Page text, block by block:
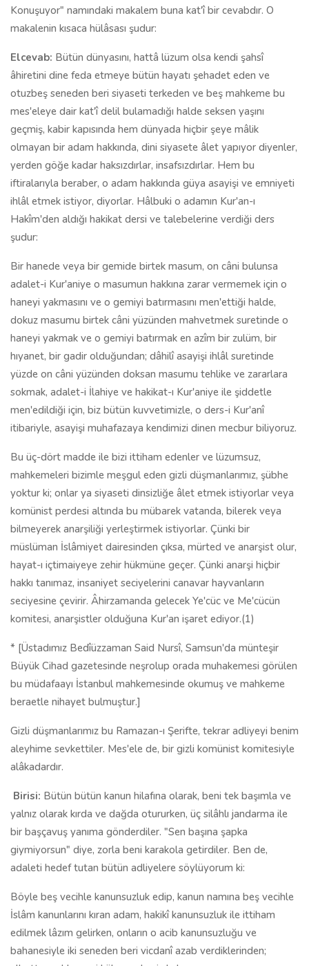
Konuşuyor" namındaki makalem buna kat'î bir cevabdır. O
makalenin kısaca hülâsası şudur:
Elcevab: Bütün dünyasını, hattâ lüzum olsa kendi şahsî
âhiretini dine feda etmeye bütün hayatı şehadet eden ve
otuzbeş seneden beri siyaseti terkeden ve beş mahkeme bu
mes'eleye dair kat'î delil bulamadığı halde seksen yaşını
geçmiş, kabir kapısında hem dünyada hiçbir şeye mâlik
olmayan bir adam hakkında, dini siyasete âlet yapıyor diyenler,
yerden göğe kadar haksızdırlar, insafsızdırlar. Hem bu
iftiralarıyla beraber, o adam hakkında güya asayişi ve emniyeti
ihlâl etmek istiyor, diyorlar. Hâlbuki o adamın Kur'an-ı
Hakîm'den aldığı hakikat dersi ve talebelerine verdiği ders
şudur:
Bir hanede veya bir gemide birtek masum, on câni bulunsa
adalet-i Kur'aniye o masumun hakkına zarar vermemek için o
haneyi yakmasını ve o gemiyi batırmasını men'ettiği halde,
dokuz masumu birtek câni yüzünden mahvetmek suretinde o
haneyi yakmak ve o gemiyi batırmak en azîm bir zulüm, bir
hıyanet, bir gadir olduğundan; dâhilî asayişi ihlâl suretinde
yüzde on câni yüzünden doksan masumu tehlike ve zararlara
sokmak, adalet-i İlahiye ve hakikat-ı Kur'aniye ile şiddetle
men'edildiği için, biz bütün kuvvetimizle, o ders-i Kur'anî
itibariyle, asayişi muhafazaya kendimizi dinen mecbur biliyoruz.
Bu üç-dört madde ile bizi ittiham edenler ve lüzumsuz,
mahkemeleri bizimle meşgul eden gizli düşmanlarımız, şübhe
yoktur ki; onlar ya siyaseti dinsizliğe âlet etmek istiyorlar veya
komünist perdesi altında bu mübarek vatanda, bilerek veya
bilmeyerek anarşiliği yerleştirmek istiyorlar. Çünki bir
müslüman İslâmiyet dairesinden çıksa, mürted ve anarşist olur,
hayat-ı içtimaiyeye zehir hükmüne geçer. Çünki anarşi hiçbir
hakkı tanımaz, insaniyet seciyelerini canavar hayvanların
seciyesine çevirir. Âhirzamanda gelecek Ye'cüc ve Me'cücün
komitesi, anarşistler olduğuna Kur'an işaret ediyor.(1)
* [Üstadımız Bedîüzzaman Said Nursî, Samsun'da münteşir
Büyük Cihad gazetesinde neşrolup orada muhakemesi görülen
bu müdafaayı İstanbul mahkemesinde okumuş ve mahkeme
beraetle nihayet bulmuştur.]
Gizli düşmanlarımız bu Ramazan-ı Şerifte, tekrar adliyeyi benim
aleyhime sevkettiler. Mes'ele de, bir gizli komünist komitesiyle
alâkadardır.
Birisi: Bütün bütün kanun hilafına olarak, beni tek başımla ve
yalnız olarak kırda ve dağda otururken, üç silâhlı jandarma ile
bir başçavuş yanıma gönderdiler. "Sen başına şapka
giymiyorsun" diye, zorla beni karakola getirdiler. Ben de,
adaleti hedef tutan bütün adliyelere söylüyorum ki:
Böyle beş vecihle kanunsuzluk edip, kanun namına beş vecihle
İslâm kanunlarını kıran adam, hakikî kanunsuzluk ile ittiham
edilmek lâzım gelirken, onların o acib kanunsuzluğu ve
bahanesiyle iki seneden beri vicdanî azab verdiklerinden;